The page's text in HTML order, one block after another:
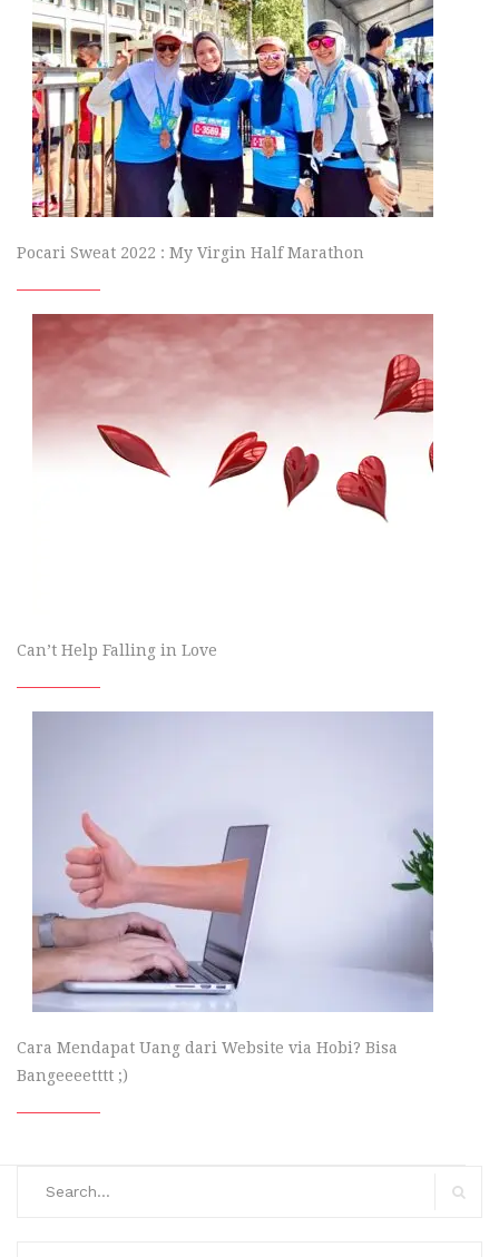
Pocari Sweat 2022 : My Virgin Half Marathon
Can’t Help Falling in Love
Cara Mendapat Uang dari Website via Hobi? Bisa
Bangeeeetttt ;)